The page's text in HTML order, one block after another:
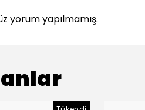
yorum yapılmamış.